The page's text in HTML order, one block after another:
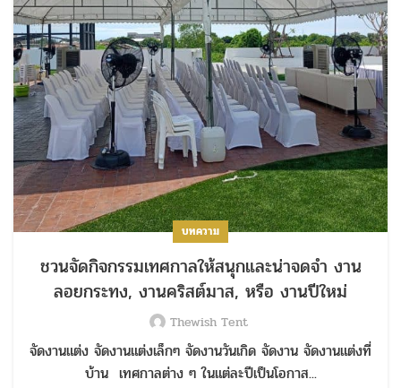
บทความ
ชวนจัดกิจกรรมเทศกาลให้สนุกและน่าจดจำ งาน
ลอยกระทง, งานคริสต์มาส, หรือ งานปีใหม่
Thewish Tent
จัดงานแต่ง จัดงานแต่งเล็กๆ จัดงานวันเกิด จัดงาน จัดงานแต่งที่
บ้าน เทศกาลต่าง ๆ ในแต่ละปีเป็นโอกาส...